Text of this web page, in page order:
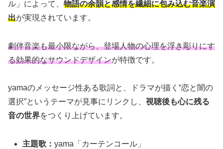
ル」によって、 物語の余韻と感情を繊細に包み込む音楽演
出が実現されています。
劇伴音楽も最小限ながら、登場人物の心理を浮き彫りにす
る効果的なサウンドデザインが特徴です。
yamaのメッセージ性ある歌詞と、ドラマが描く“恋と闇の
選択”というテーマが見事にリンクし、 視聴後も心に残る
音の世界をつくり上げています。
主題歌：yama「カーテンコール」